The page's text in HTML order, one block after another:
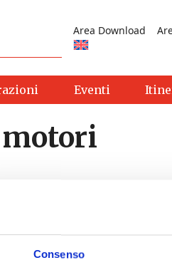
Consenso
Area Download
Eventi
questo tag</li>